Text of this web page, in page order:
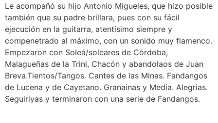
Le acompañó su hijo Antonio Migueles, que hizo posible
también que su padre brillara, pues con su fácil
ejecución en la guitarra, atentísimo siempre y
compenetrado al máximo, con un sonido muy flamenco.
Empezaron con Soleá/soleares de Córdoba,
Malagueñas de la Trini, Chacón y abandolaos de Juan
Breva.Tientos/Tangos. Cantes de las Minas. Fandangos
de Lucena y de Cayetano. Granainas y Media. Alegrias.
Seguiriyas y terminaron con una serie de Fandangos.